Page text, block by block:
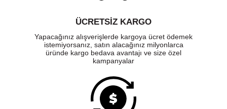
ÜCRETSIZ KARGO
Yapacağınız alışverişlerde kargoya ücret ödemek
istemiyorsanız, satın alacağınız milyonlarca
üründe kargo bedava avantajı ve size özel
kampanyalar